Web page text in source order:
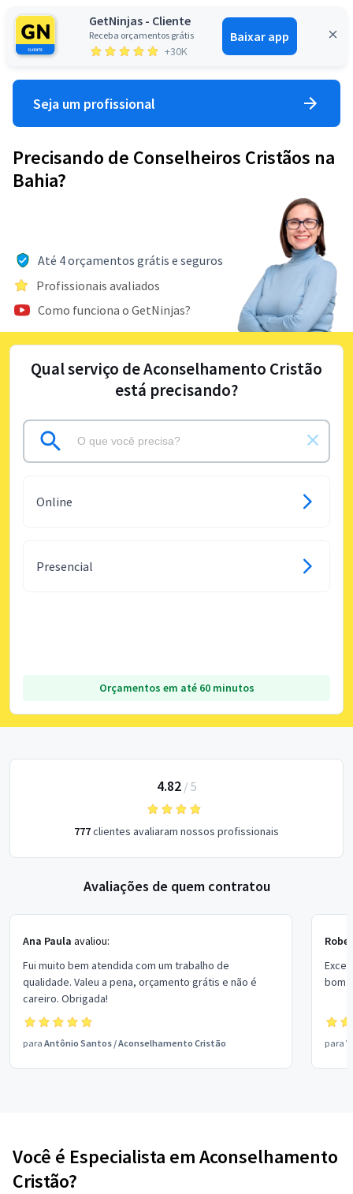
GetNinjas - Cliente
Receba orçamentos grátis
+30K
Baixar app
Entrar
Seja um profissional
Precisando de Conselheiros Cristãos na
Bahia?
Até 4 orçamentos grátis e seguros
Profissionais avaliados
Como funciona o GetNinjas?
Qual serviço de Aconselhamento Cristão
está precisando?
Online
Presencial
Orçamentos em até 60 minutos
4.82/ 5
777clientes avaliaram nossos profissionais
Avaliações de quem contratou
Ana Paula avaliou:
Fui muito bem atendida com um trabalho de
qualidade. Valeu a pena, orçamento grátis e não é
careiro. Obrigada!
para Antônio Santos /Aconselhamento Cristão
bom
para
Você é Especialista em Aconselhamento
Cristão?